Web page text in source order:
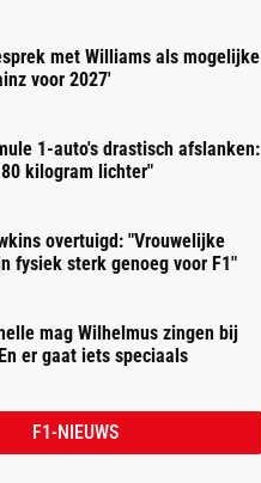
met Williams als mogelijke
voor 2027'
1-auto's drastisch afslanken:
kilogram lichter"
overtuigd: "Vrouwelijke
fysiek sterk genoeg voor F1"
mag Wilhelmus zingen bij
er gaat iets speciaals
F1-NIEUWS